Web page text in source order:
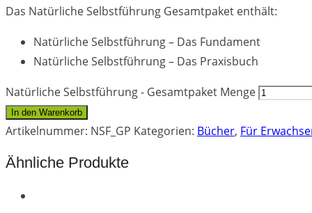
Das Natürliche Selbstführung Gesamtpaket enthält:
Natürliche Selbstführung – Das Fundament
Natürliche Selbstführung – Das Praxisbuch
Natürliche Selbstführung - Gesamtpaket Menge
In den Warenkorb
Artikelnummer: NSF_GP Kategorien: Bücher, Für
Ähnliche Produkte